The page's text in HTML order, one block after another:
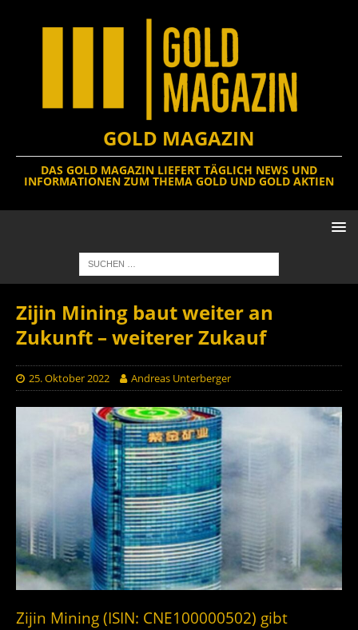
GOLD MAGAZIN
DAS GOLD MAGAZIN LIEFERT TÄGLICH NEWS UND
INFORMATIONEN ZUM THEMA GOLD UND GOLD AKTIEN
Zijin Mining baut weiter an
Zukunft – weiterer Zukauf
25. Oktober 2022 Andreas Unterberger
Zijin Mining (ISIN: CNE100000502) gibt